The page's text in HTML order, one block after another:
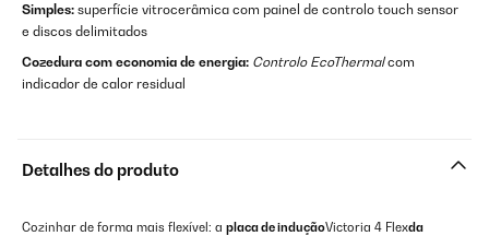
Simples: superfície vitrocerâmica com painel de controlo touch sensor
e discos delimitados
Cozedura com economia de energia: Controlo EcoThermalcom
indicador de calor residual
Detalhes do produto
Cozinhar de forma mais flexível: a placa de induçãoVictoria 4 Flexda